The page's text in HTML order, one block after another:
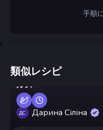
手順
類似レシピ
冬用、酢漬けトマトの
ルス
ДС Дарина Сіліна